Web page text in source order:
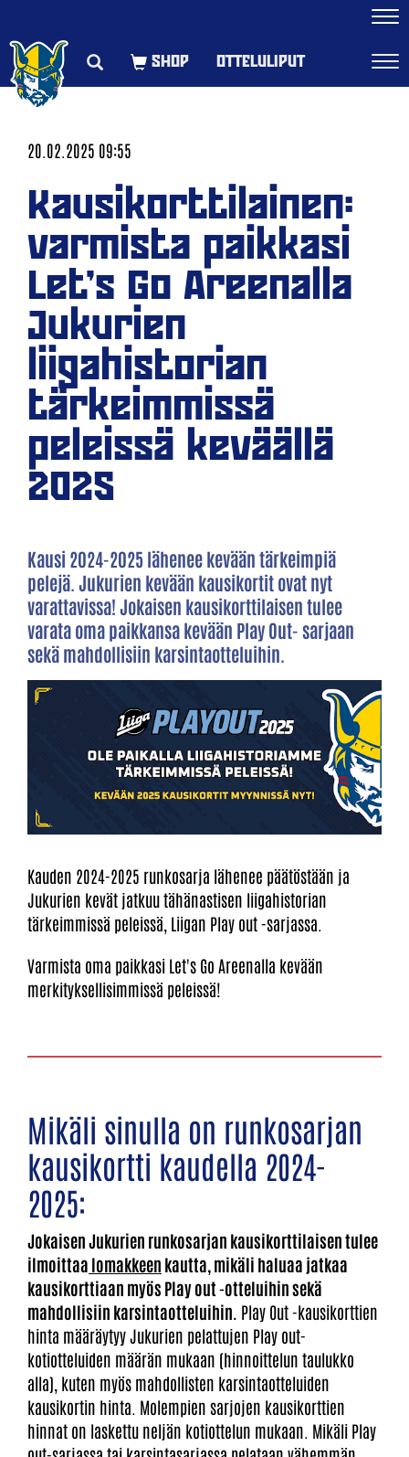
OTTELULIPUT
20.02.2025 09:55
Kausikorttilainen:
varmista paikkasi
Let's Go Areenalla
Jukurien
liigahistorian
tärkeimmissä
peleissä keväällä
2025
Kausi 2024-2025 lähenee kevään tärkeimpiä
pelejä. Jukurien kevään kausikortit ovat nyt
varattavissa! Jokaisen kausikorttilaisen tulee
varata oma paikkansa kevään Play Out- sarjaan
sekä mahdollisiin karsintaotteluihin.
Kauden 2024-2025 runkosarja lähenee päätöstään ja
Jukurien kevät jatkuu tähänastisen liigahistorian
tärkeimmissä peleissä, Liigan Play out -sarjassa.
Varmista oma paikkasi Let's Go Areenalla kevään
merkityksellisimmissä peleissä!
Mikäli sinulla on runkosarjan
kausikortti kaudella 2024-
2025:
Jokaisen Jukurien runkosarjan kausikorttilaisen tulee
ilmoittaa lomakkeen kautta, mikäli haluaa jatkaa
kausikorttiaan myös Play out -otteluihin sekä
mahdollisiin karsintaotteluihin. Play Out -kausikorttien
hinta määräytyy Jukurien pelattujen Play out-
kotiotteluiden määrän mukaan (hinnoittelun taulukko
alla), kuten myös mahdollisten karsintaotteluiden
kausikortin hinta. Molempien sarjojen kausikorttien
hinnat on laskettu neljän kotiottelun mukaan. Mikäli Play